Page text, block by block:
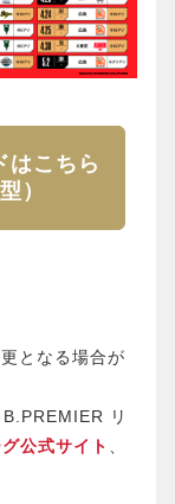
はこちら
）
となる場合が
リ
公式サイト